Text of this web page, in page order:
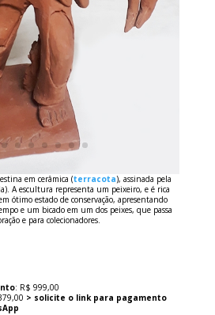
em cerâmica (terracota), assinada pela
A escultura representa um peixeiro, e é rica
ótimo estado de conservação, apresentando
e um bicado em um dos peixes, que passa
e para colecionadores.
: R$ 999,00
> solicite o link para pagamento